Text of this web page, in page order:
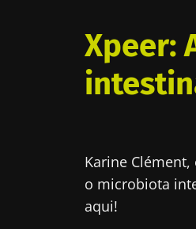
Xpeer:
Karine
o microbiota
aqui!